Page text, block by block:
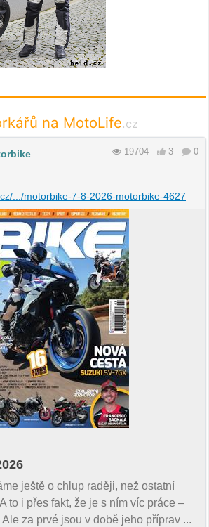
na MotoLife.cz
19704 3 0
.../motorbike-7-8-2026-motorbike-4627
ještě o chlup raději, než ostatní
to i přes fakt, že je s ním víc práce –
za prvé jsou v době jeho příprav ...